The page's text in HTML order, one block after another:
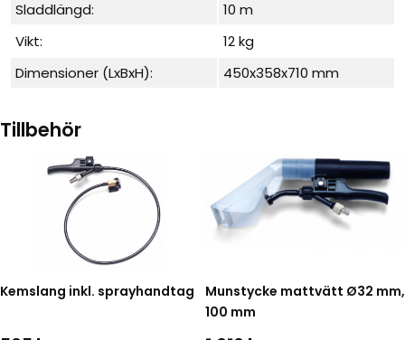
Sladdlängd:
10 m
Vikt:
12 kg
Dimensioner (LxBxH):
450x358x710 mm
Tillbehör
Kemslang inkl. sprayhandtag
Munstycke mattvätt Ø32 mm,
100 mm